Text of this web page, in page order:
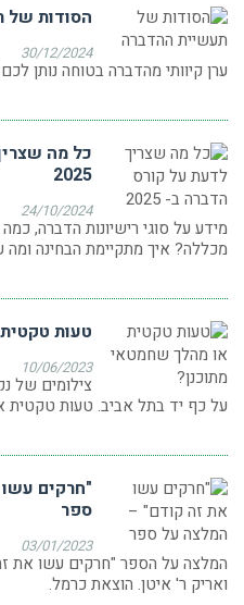
הסודות של
30/12/2024
ערן קיוותי מהדברה בטוחה נותן לכם 5 עובדות שיחסכו לכם כסף
כל מה
2025
24/10/2024
מידע על סוגי רישיונות הדברה,
מכללה? איך מתקיימת הבחינה
טעות
10/06/2023
צילומים של
על כף יד בתל אביב. טעות
"חרקים
ספר
03/01/2023
המלצה על הספר "חרקים עשו את
ואריק ר' איטן. הוצאת כרמל.